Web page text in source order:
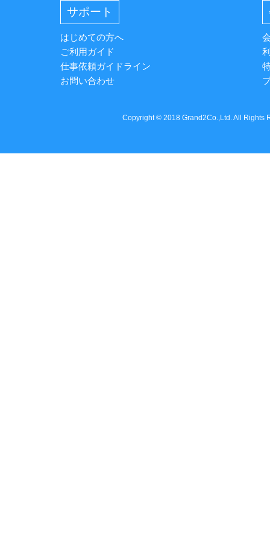
サポート
はじめての方へ
ご利用ガイド
仕事依頼ガイドライン
お問い合わせ
Copyright © 2018 Grand2Co.,Ltd. All Rights